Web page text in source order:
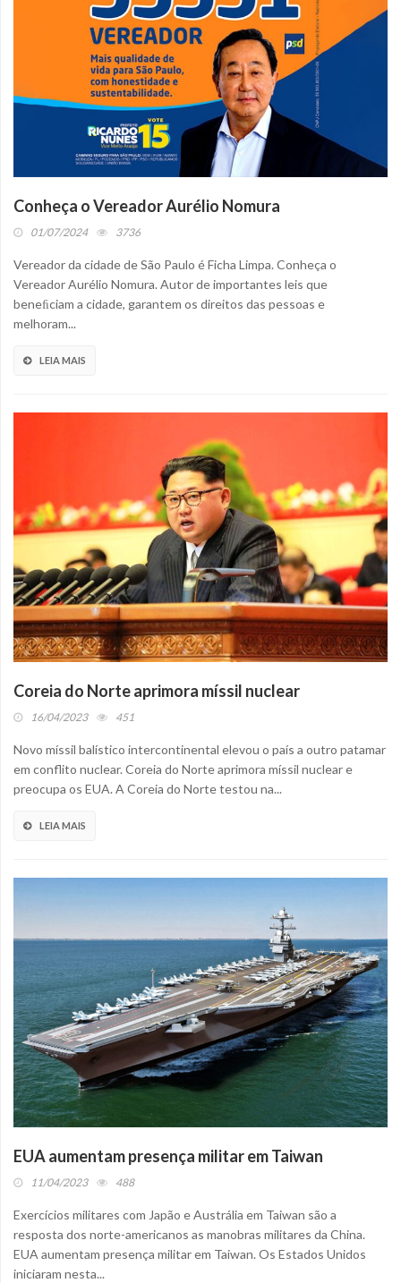
Conheça o Vereador Aurélio Nomura
01/07/2024 3736
Vereador da cidade de São Paulo é Ficha Limpa. Conheça o
Vereador Aurélio Nomura. Autor de importantes leis que
beneﬁciam a cidade, garantem os direitos das pessoas e
melhoram...
LEIA MAIS
Coreia do Norte aprimora míssil nuclear
16/04/2023 451
Novo míssil balístico intercontinental elevou o país a outro patamar
em conflito nuclear. Coreia do Norte aprimora míssil nuclear e
preocupa os EUA. A Coreia do Norte testou na...
LEIA MAIS
EUA aumentam presença militar em Taiwan
11/04/2023 488
Exercícios militares com Japão e Austrália em Taiwan são a
resposta dos norte-americanos as manobras militares da China.
EUA aumentam presença militar em Taiwan. Os Estados Unidos
iniciaram nesta...